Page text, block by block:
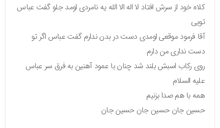
کلاه خود از سرش افتاد لا اله الا الله یه نامردی اومد جلو گفت عباس
تویی
آقا فرمود موقعی اومدی دست در بدن ندارم گفت عباس اگر تو
دست نداری من دارم
روی رکاب اسبش بلند شد چنان با عمود آهنین به فرق سر عباس
علیه السلام
همه با هم صدا بزنیم
حسین جان حسین جان حسین جان